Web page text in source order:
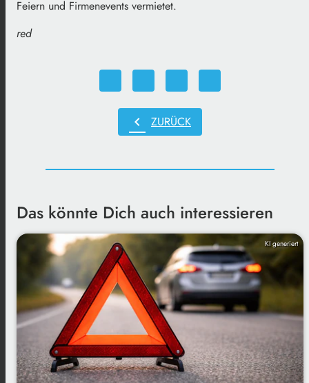
Feiern und Firmenevents vermietet.
red
chevron_left ZURÜCK
Das könnte Dich auch interessieren
KI generiert